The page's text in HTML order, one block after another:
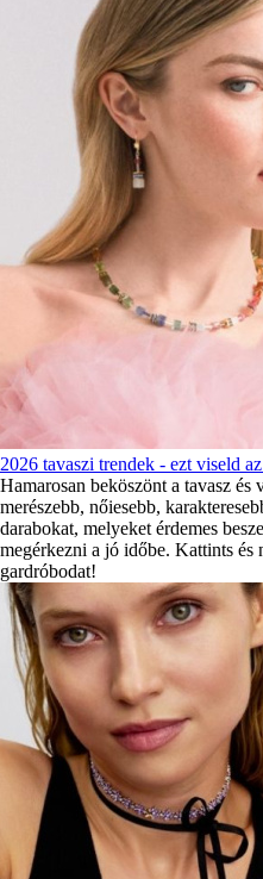
2026 tavaszi trendek - ezt viseld
Hamarosan beköszönt a tavasz
merészebb, nőiesebb,
darabokat, melyeket érdemes
megérkezni a jó időbe. Kattints és
gardróbodat!